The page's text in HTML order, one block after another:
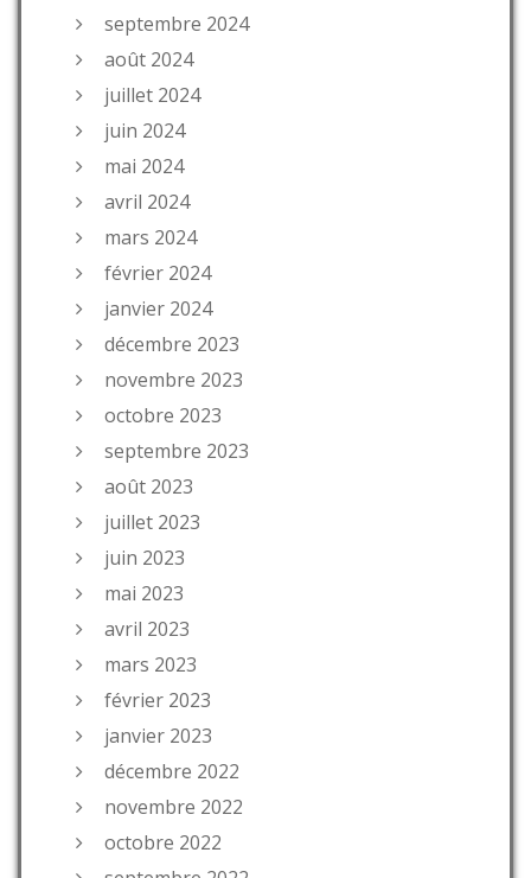
septembre 2024
août 2024
juillet 2024
juin 2024
mai 2024
avril 2024
mars 2024
février 2024
janvier 2024
décembre 2023
novembre 2023
octobre 2023
septembre 2023
août 2023
juillet 2023
juin 2023
mai 2023
avril 2023
mars 2023
février 2023
janvier 2023
décembre 2022
novembre 2022
octobre 2022